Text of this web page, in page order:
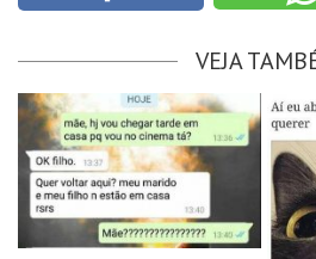
VEJA